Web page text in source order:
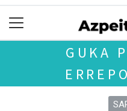
GUKA